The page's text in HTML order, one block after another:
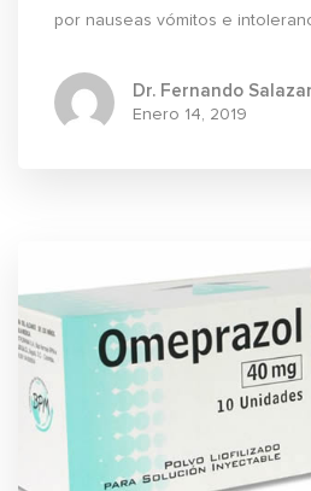
por nauseas vómitos e
Dr. Fernando
Enero 14, 2019